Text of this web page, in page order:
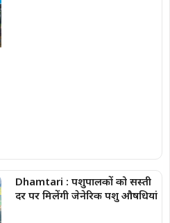
Dhamtari : पशुपालकों को सस्ती
दर पर मिलेंगी जेनेरिक पशु औषधियां